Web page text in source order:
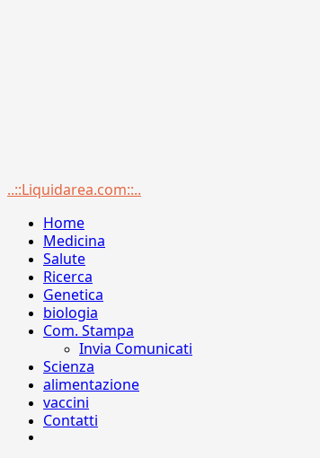
Menu
..::Liquidarea.com::..
Home
Medicina
Salute
Ricerca
Genetica
biologia
Com. Stampa
Invia Comunicati
Scienza
alimentazione
vaccini
Contatti